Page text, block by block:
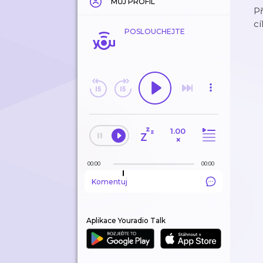
POSLOUCHEJTE
1.00
×
00:00 00:00
Komentuj
Aplikace Youradio Talk